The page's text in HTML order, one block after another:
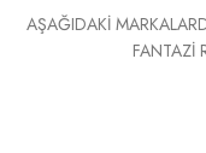
AŞAĞIDAKİ
FANTAZİ